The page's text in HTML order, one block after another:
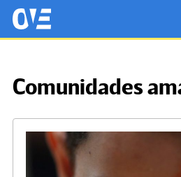
Saltar al contenido principal
OtrasVocesenEducacion.org
Comunidades